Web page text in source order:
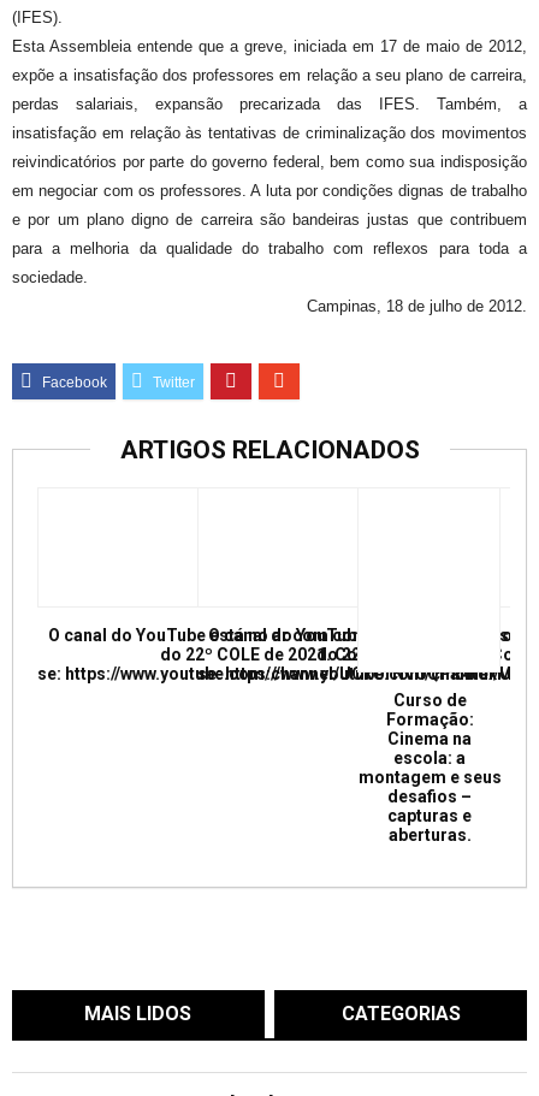
(IFES).
Esta Assembleia entende que a greve, iniciada em 17 de maio de 2012,
expõe a insatisfação dos professores em relação a seu plano de carreira,
perdas salariais, expansão precarizada das IFES. Também, a
insatisfação em relação às tentativas de criminalização dos movimentos
reivindicatórios por parte do governo federal, bem como sua indisposição
em negociar com os professores. A luta por condições dignas de trabalho
e por um plano digno de carreira são bandeiras justas que contribuem
para a melhoria da qualidade do trabalho com reflexos para toda a
sociedade.
Campinas, 18 de julho de 2012.
ARTIGOS RELACIONADOS
O canal do YouTube está no ar com conferências e mesas
do 22º COLE de 2021. Confira e inscreva
se: https://www.youtube.com/channel/
O canal do YouTube está no ar com
do 22º COLE de 2021.
se: https://www.youtube.com/channel/
Curso de
Formação:
Cinema na
escola: a
montagem e seus
desafios –
capturas e
aberturas.
MAIS LIDOS CATEGORIAS